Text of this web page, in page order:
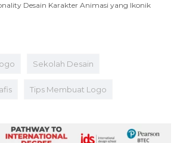
Desain Karakter Animasi yang Ikonik
Sekolah Desain
Tips Membuat Logo